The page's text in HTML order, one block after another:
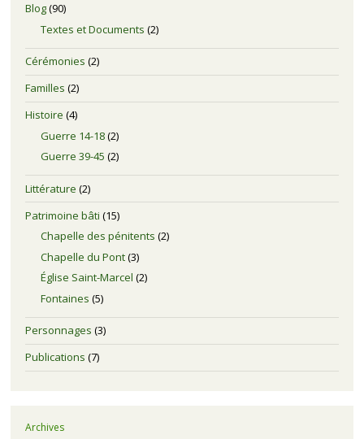
Blog(90)
Textes et Documents (2)
Cérémonies (2)
Familles (2)
Histoire (4)
Guerre 14-18(2)
Guerre 39-45 (2)
Littérature (2)
Patrimoine bâti (15)
Chapelle des pénitents (2)
Chapelle du Pont(3)
Église Saint-Marcel (2)
Fontaines (5)
Personnages (3)
Publications (7)
Archives